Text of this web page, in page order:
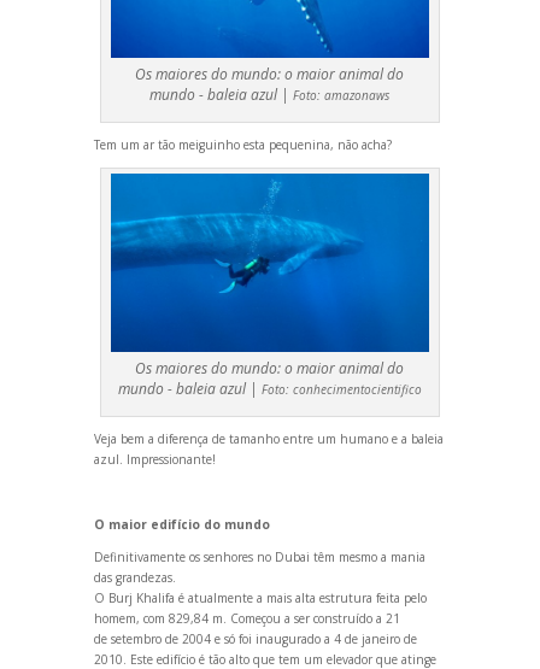
Os maiores do mundo: o maior animal do
mundo - baleia azul |Foto:amazonaws
Tem um ar tão meiguinho esta pequenina, não acha?
Os maiores do mundo: o maior animal do
mundo - baleia azul | Foto: conhecimentocientifico
Veja bem a diferença de tamanho entre um humano e a baleia
azul. Impressionante!
O maior edifício do mundo
Definitivamente os senhores no Dubai têm mesmo a mania
das grandezas.
O Burj Khalifa é atualmente a mais alta estrutura feita pelo
homem, com 829,84 m. Começou a ser construído a 21
de setembro de 2004 e só foi inaugurado a 4 de janeiro de
2010. Este edifício é tão alto que tem um elevador que atinge